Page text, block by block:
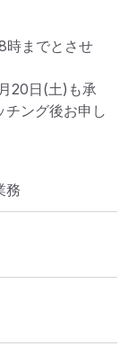
時までとさせ
20日(土)も承
チング後お申し
務